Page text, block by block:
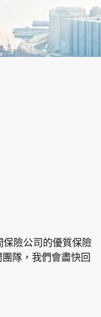
保險公司的優質保險
隊，我們會盡快回